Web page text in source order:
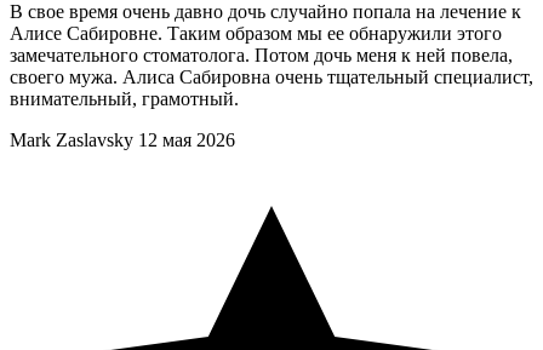
В свое время очень давно дочь случайно попала на лечение к
Алисе Сабировне. Таким образом мы ее обнаружили этого
замечательного стоматолога. Потом дочь меня к ней повела,
своего мужа. Алиса Сабировна очень тщательный специалист,
внимательный, грамотный.
Mark Zaslavsky 12 мая 2026